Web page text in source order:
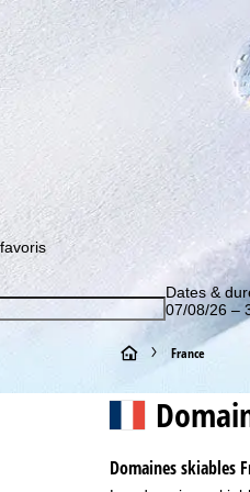
et soyez le premier à
Dates &
07/08/26 –
P
a
e
France
Domaines skiables